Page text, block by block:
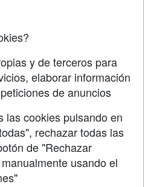
y de terceros para
elaborar información
de anuncios
las cookies pulsando en
rechazar todas las
de "Rechazar
usando el